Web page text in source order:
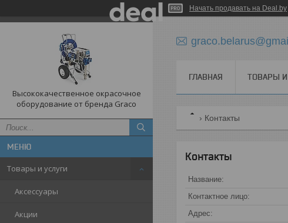
Начать продавать на Deal.by
Высококачественное окрасочное
оборудование от бренда Graco
Товары и услуги
Аксессуары
Акции
ГЛАВНАЯ ТОВАРЫ И
Контакты
Контакты